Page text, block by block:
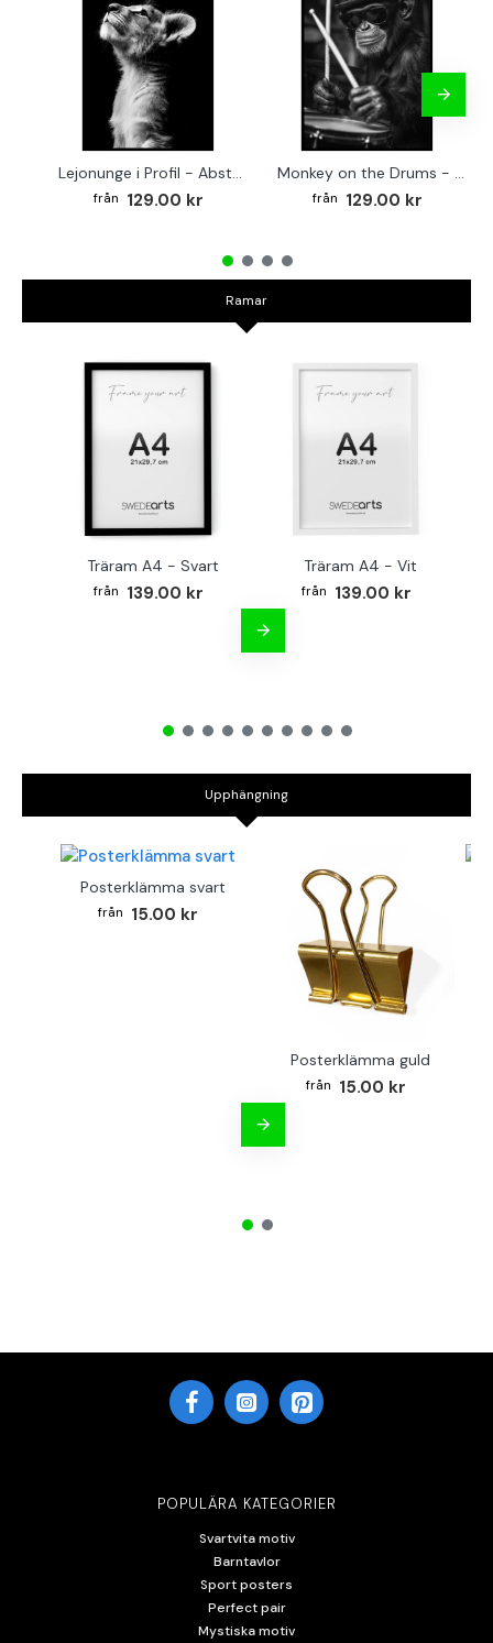
Lejonunge i Profil - Abstrakt poster i svartvitt
129.00 kr
Monkey on the Drums - Trendig poster
129.00 kr
Ramar
Träram A4 - Svart
139.00 kr
Träram A4 - Vit
139.00 kr
Upphängning
Posterklämma svart
15.00 kr
Posterklämma guld
15.00 kr
POPULÄRA KATEGORIER
Svartvita motiv
Barntavlor
Sport posters
Perfect pair
Mystiska motiv